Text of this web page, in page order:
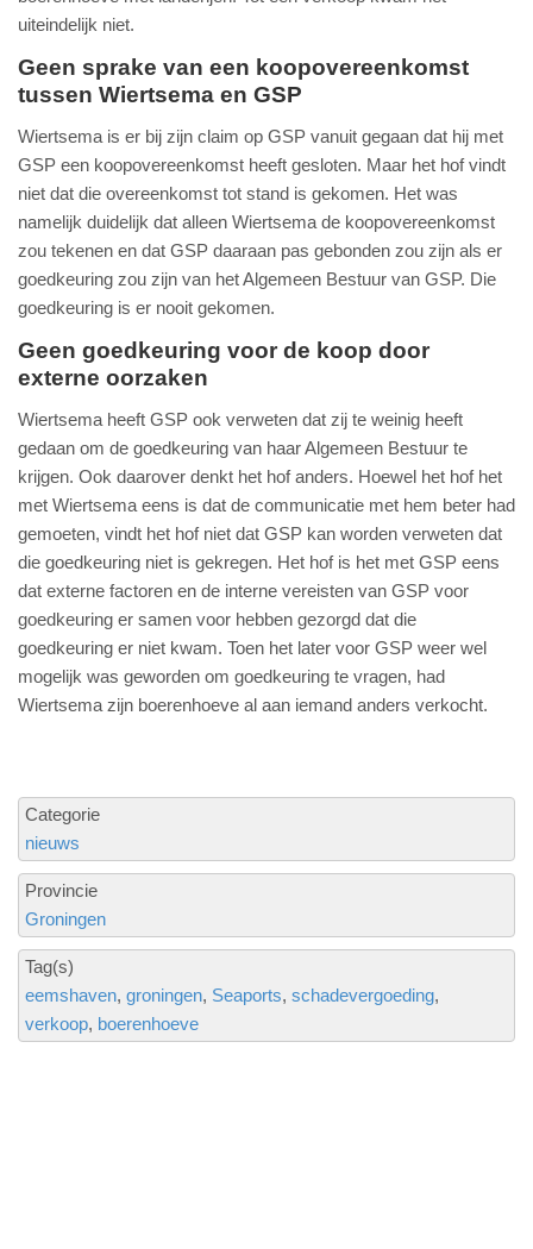
uiteindelijk niet.
Geen sprake van een koopovereenkomst
tussen Wiertsema en GSP
Wiertsema is er bij zijn claim op GSP vanuit gegaan dat hij met
GSP een koopovereenkomst heeft gesloten. Maar het hof vindt
niet dat die overeenkomst tot stand is gekomen. Het was
namelijk duidelijk dat alleen Wiertsema de koopovereenkomst
zou tekenen en dat GSP daaraan pas gebonden zou zijn als er
goedkeuring zou zijn van het Algemeen Bestuur van GSP. Die
goedkeuring is er nooit gekomen.
Geen goedkeuring voor de koop door
externe oorzaken
Wiertsema heeft GSP ook verweten dat zij te weinig heeft
gedaan om de goedkeuring van haar Algemeen Bestuur te
krijgen. Ook daarover denkt het hof anders. Hoewel het hof het
met Wiertsema eens is dat de communicatie met hem beter had
gemoeten, vindt het hof niet dat GSP kan worden verweten dat
die goedkeuring niet is gekregen. Het hof is het met GSP eens
dat externe factoren en de interne vereisten van GSP voor
goedkeuring er samen voor hebben gezorgd dat die
goedkeuring er niet kwam. Toen het later voor GSP weer wel
mogelijk was geworden om goedkeuring te vragen, had
Wiertsema zijn boerenhoeve al aan iemand anders verkocht.
Categorie
nieuws
Provincie
Groningen
Tag(s)
eemshaven groningen Seaports schadevergoeding
verkoop boerenhoeve